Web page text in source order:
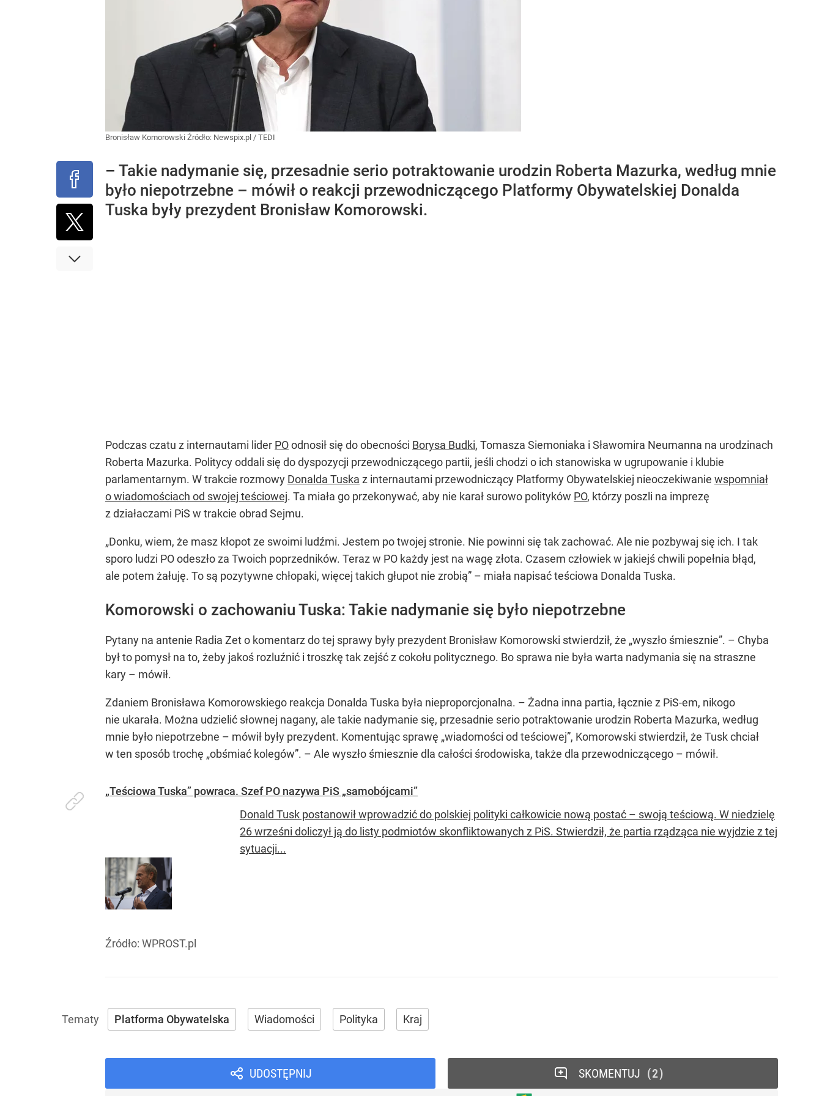
Bronisław Komorowski Źródło: Newspix.pl / TEDI
– Takie nadymanie się, przesadnie serio potraktowanie urodzin Roberta Mazurka, według mnie
było niepotrzebne – mówił o reakcji przewodniczącego Platformy Obywatelskiej Donalda
Tuska były prezydent Bronisław Komorowski.
Podczas czatu z internautami lider POodnosił się do obecności Borysa Budki, Tomasza Siemoniaka i Sławomira Neumanna na urodzinach
Roberta Mazurka. Politycy oddali się do dyspozycji przewodniczącego partii, jeśli chodzi o ich stanowiska w ugrupowanie i klubie
parlamentarnym. W trakcie rozmowy Donalda Tuska z internautami przewodniczący Platformy Obywatelskiej nieoczekiwanie wspomniał
o wiadomościach od swojej teściowej. Ta miała go przekonywać, aby nie karał surowo polityków PO, którzy poszli na imprezę
z działaczami PiS w trakcie obrad Sejmu.
„Donku, wiem, że masz kłopot ze swoimi ludźmi. Jestem po twojej stronie. Nie powinni się tak zachować. Ale nie pozbywaj się ich. I tak
sporo ludzi PO odeszło za Twoich poprzedników. Teraz w PO każdy jest na wagę złota. Czasem człowiek w jakiejś chwili popełnia błąd,
ale potem żałuję. To są pozytywne chłopaki, więcej takich głupot nie zrobią” – miała napisać teściowa Donalda Tuska.
Komorowski o zachowaniu Tuska: Takie nadymanie się było niepotrzebne
Pytany na antenie Radia Zet o komentarz do tej sprawy były prezydent Bronisław Komorowski stwierdził, że „wyszło śmiesznie”. – Chyba
był to pomysł na to, żeby jakoś rozluźnić i troszkę tak zejść z cokołu politycznego. Bo sprawa nie była warta nadymania się na straszne
kary – mówił.
Zdaniem Bronisława Komorowskiego reakcja Donalda Tuska była nieproporcjonalna. – Żadna inna partia, łącznie z PiS-em, nikogo
nie ukarała. Można udzielić słownej nagany, ale takie nadymanie się, przesadnie serio potraktowanie urodzin Roberta Mazurka, według
mnie było niepotrzebne – mówił były prezydent. Komentując sprawę „wiadomości od teściowej”, Komorowski stwierdził, że Tusk chciał
w ten sposób trochę „obśmiać kolegów”. – Ale wyszło śmiesznie dla całości środowiska, także dla przewodniczącego – mówił.
„Teściowa Tuska” powraca. Szef PO nazywa PiS „samobójcami”
Donald Tusk postanowił wprowadzić do polskiej polityki całkowicie nową postać – swoją teściową. W niedzielę
26 wrześni doliczył ją do listy podmiotów skonfliktowanych z PiS. Stwierdził, że partia rządząca nie wyjdzie z tej
sytuacji...
Źródło: WPROST.pl
Platforma Obywatelska Wiadomości Polityka Kraj
UDOSTĘPNIJ SKOMENTUJ 2